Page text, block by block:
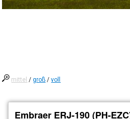
mittel /groß /voll
Embraer ERJ-190 (PH-